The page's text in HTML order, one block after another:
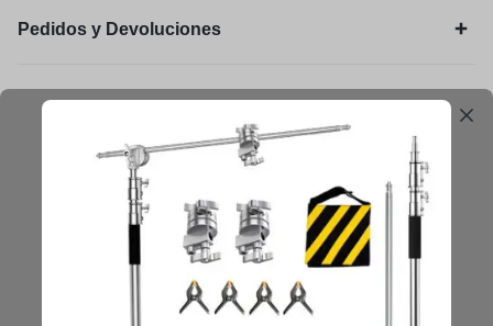
Pedidos y Devoluciones
Legal
Mantengámonos en contacto
Obtenga consejos, sugerencias, actualizaciones y más.
Mantenerse en Contacto